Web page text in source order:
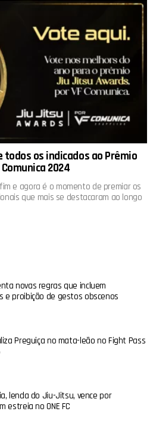
todos os indicados ao Prêmio
2024
e agora é o momento de premiar os
que mais se destacaram ao longo
novas regras que incluem
e proibição de gestos obscenos
Preguiça no mata-leão no Fight Pass
lenda do Jiu-Jitsu, vence por
estreia no ONE FC